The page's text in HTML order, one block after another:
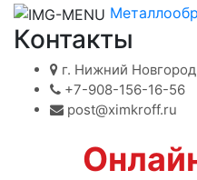
Контакты
г. Нижний
+7-908-156-16-56
post@ximkroff.ru